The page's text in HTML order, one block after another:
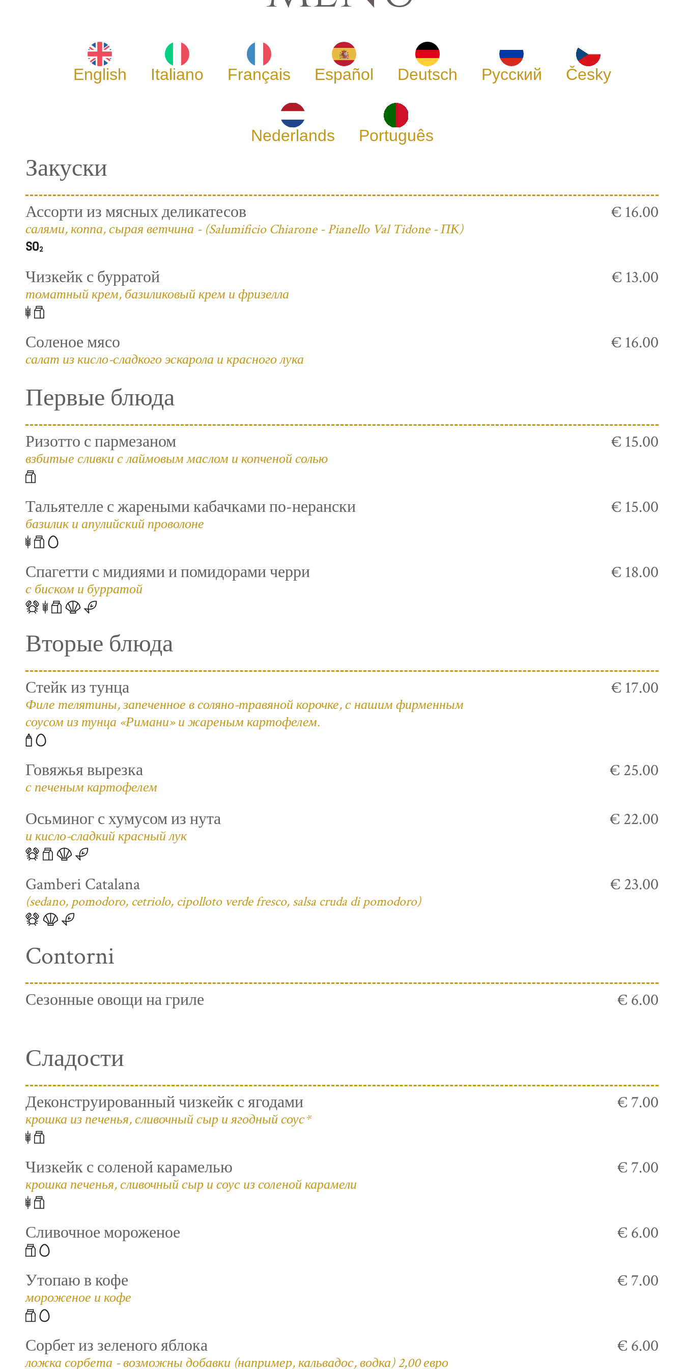
English Italiano Français Español Deutsch Русский Česky
Nederlands Português
Закуски
Ассорти из мясных деликатесов
салями, коппа, сырая ветчина - (Salumificio Chiarone - Pianello Val Tidone - ПК)
€ 16.00
Чизкейк с бурратой
томатный крем, базиликовый крем и фризелла
€ 13.00
Соленое мясо
салат из кисло-сладкого эскарола и красного лука
€ 16.00
Первые блюда
Ризотто с пармезаном
взбитые сливки с лаймовым маслом и копченой солью
€ 15.00
Тальятелле с жареными кабачками по-нерански
базилик и апулийский проволоне
€ 15.00
Спагетти с мидиями и помидорами черри
с биском и бурратой
€ 18.00
Вторые блюда
Стейк из тунца
Филе телятины, запеченное в соляно-травяной корочке, с нашим фирменным
соусом из тунца «Римани» и жареным картофелем.
€ 17.00
Говяжья вырезка
с печеным картофелем
€ 25.00
Осьминог с хумусом из нута
и кисло-сладкий красный лук
€ 22.00
Gamberi Catalana
(sedano, pomodoro, cetriolo, cipolloto verde fresco, salsa cruda di pomodoro)
€ 23.00
Contorni
Сезонные овощи на гриле € 6.00
Сладости
Деконструированный чизкейк с ягодами
крошка из печенья, сливочный сыр и ягодный соус*
€ 7.00
Чизкейк с соленой карамелью
крошка печенья, сливочный сыр и соус из соленой карамели
€ 7.00
Сливочное мороженое € 6.00
Утопаю в кофе
мороженое и кофе
€ 7.00
Сорбет из зеленого яблока
ложка сорбета - возможны добавки (например, кальвадос, водка) 2,00 евро
€ 6.00